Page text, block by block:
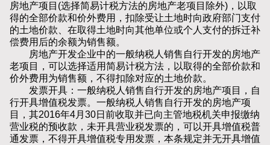
房地产项目(选择简易计税方法的房地产老项目除外)，以取
得的全部价款和价外费用，扣除受让土地时向政府部门支付
的土地价款、在取得土地时向其他单位或个人支付的拆迁补
偿费用后的余额为销售额。
房地产开发企业中的一般纳税人销售自行开发的房地产
老项目，可以选择适用简易计税方法，以取得的全部价款和
价外费用为销售额，不得扣除对应的土地价款。
发票开具：一般纳税人销售自行开发的房地产项目，自
行开具增值税发票。一般纳税人销售自行开发的房地产项
目，其2016年4月30日前收取并已向主管地税机关申报缴纳
营业税的预收款，未开具营业税发票的，可以开具增值税普
通发票，不得开具增值税专用发票，本条规定并无开具增值